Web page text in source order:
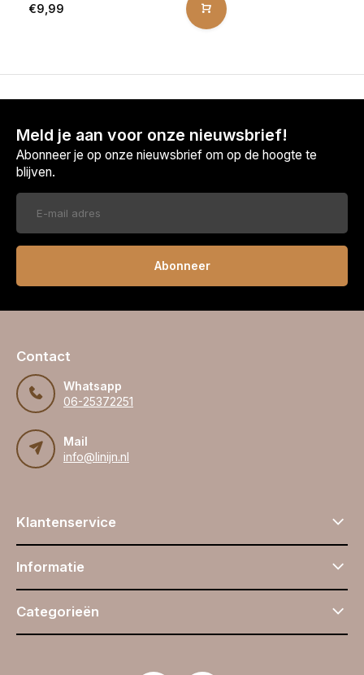
€9,99
Meld je aan voor onze nieuwsbrief!
Abonneer je op onze nieuwsbrief om op de hoogte te
blijven.
Abonneer
Contact
Whatsapp
06-25372251
Mail
info@linijn.nl
Klantenservice
Informatie
Categorieën